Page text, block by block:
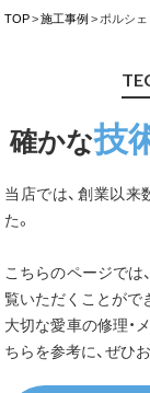
TOP>施工事例>ポルシェ
確かな技
当店では、創業以
た。
こちらのページでは
覧いただくことがで
大切な愛車の修理・
ちらを参考に、ぜひ